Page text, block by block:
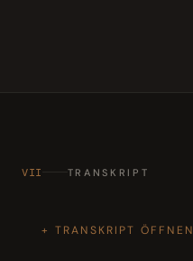
VII TRANSKRIPT
TRANSKRIPT ÖFFNEN